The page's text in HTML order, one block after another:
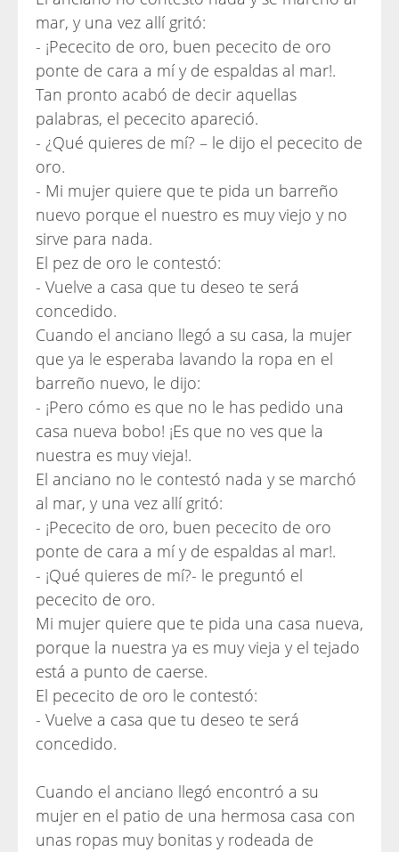
mar, y una vez allí gritó:
- ¡Pececito de oro, buen pececito de oro
ponte de cara a mí y de espaldas al mar!.
Tan pronto acabó de decir aquellas
palabras, el pececito apareció.
- ¿Qué quieres de mí? – le dijo el pececito de
oro.
- Mi mujer quiere que te pida un barreño
nuevo porque el nuestro es muy viejo y no
sirve para nada.
El pez de oro le contestó:
- Vuelve a casa que tu deseo te será
concedido.
Cuando el anciano llegó a su casa, la mujer
que ya le esperaba lavando la ropa en el
barreño nuevo, le dijo:
- ¡Pero cómo es que no le has pedido una
casa nueva bobo! ¡Es que no ves que la
nuestra es muy vieja!.
El anciano no le contestó nada y se marchó
al mar, y una vez allí gritó:
- ¡Pececito de oro, buen pececito de oro
ponte de cara a mí y de espaldas al mar!.
- ¡Qué quieres de mí?- le preguntó el
pececito de oro.
Mi mujer quiere que te pida una casa nueva,
porque la nuestra ya es muy vieja y el tejado
está a punto de caerse.
El pececito de oro le contestó:
- Vuelve a casa que tu deseo te será
concedido.
Cuando el anciano llegó encontró a su
mujer en el patio de una hermosa casa con
unas ropas muy bonitas y rodeada de